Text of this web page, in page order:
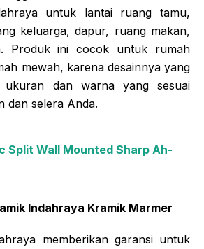
untuk lantai ruang tamu,
keluarga, dapur, ruang makan,
Produk ini cocok untuk rumah
mewah, karena desainnya yang
ukuran dan warna yang sesuai
dan selera Anda.
Split Wall Mounted Sharp Ah-
Indahraya Kramik Marmer
memberikan garansi untuk